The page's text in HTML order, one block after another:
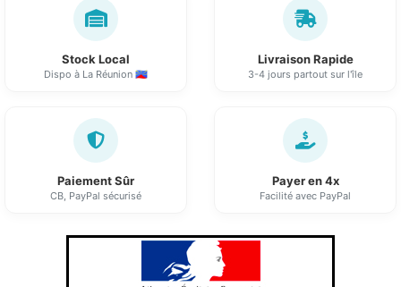
Stock Local
Dispo à La Réunion 🇷🇪
Livraison Rapide
3-4 jours partout sur l'île
Paiement Sûr
CB, PayPal sécurisé
Payer en 4x
Facilité avec PayPal